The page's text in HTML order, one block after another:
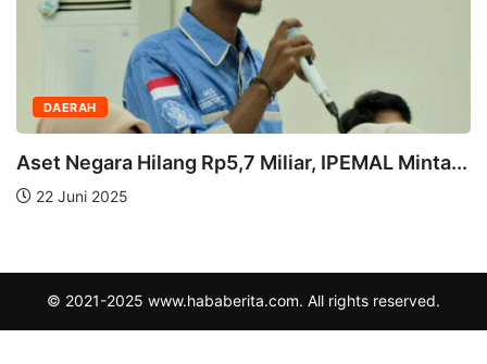
DAERAH
Aset Negara Hilang Rp5,7 Miliar, IPEMAL Minta...
22 Juni 2025
© 2021-2025 www.hababerita.com. All rights reserved.